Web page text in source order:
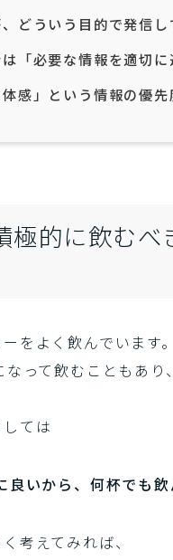
どういう目的で発信
「必要な情報を適切
体感」という情報の優
極的に飲むべ
をよく飲んでいます。
って飲むこともあ
ては
良いから、何杯でも飲
考えてみれば、